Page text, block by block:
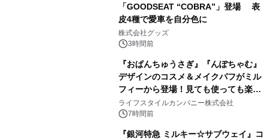
「GOODSEAT “COBRA”」登場 表
皮4種で愛車を自分色に
株式会社グッズ
3時間前
『おぱんちゅうさぎ』『んぽちゃむ』
デザインのコスメ＆メイクパフがミル
フィーから登場！見ても使っても楽し
い、ポップでキュートなコレクショ
ン。
ライフスタイルカンパニー株式会社
7時間前
『銀河特急 ミルキー☆サブウェイ』コ